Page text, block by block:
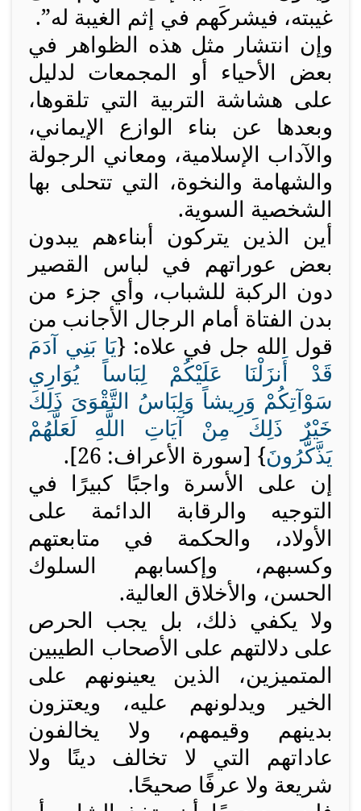
غيبته، فيشركَهم في إثم الغيبة له”.
وإن انتشار مثل هذه الظواهر في
بعض الأحياء أو المجمعات لدليل
على هشاشة التربية التي تلقوها،
وبعدها عن بناء الوازع الإيماني،
والآداب الإسلامية، ومعاني الرجولة
والشهامة والنخوة، التي تتحلى بها
الشخصية السوية.
أين الذين يتركون أبناءهم يبدون
بعض عوراتهم في لباس القصير
دون الركبة للشباب، وأي جزء من
بدن الفتاة أمام الرجال الأجانب من
قول الله جل في علاه: {يَا بَنِي آدَمَ
قَدْ أَنزَلْنَا عَلَيْكُمْ لِبَاساً يُوَارِي
سَوْآتِكُمْ وَرِيشاً وَلِبَاسُ التَّقْوَىَ ذَلِكَ
خَيْرٌ ذَلِكَ مِنْ آيَاتِ اللَّهِ لَعَلَّهُمْ
يَذَّكَّرُونَ} [سورة الأعراف: 26].
إن على الأسرة واجبًا كبيرًا في
التوجيه والرقابة الدائمة على
الأولاد، والحكمة في متابعتهم
وكسبهم، وإكسابهم السلوك
الحسن، والأخلاق العالية.
ولا يكفي ذلك، بل يجب الحرص
على دلالتهم على الأصحاب الطيبين
المتميزين، الذين يعينونهم على
الخير ويدلونهم عليه، ويعتزون
بدينهم وقيمهم، ولا يخالفون
عاداتهم التي لا تخالف دينًا ولا
شريعة ولا عرفًا صحيحًا.